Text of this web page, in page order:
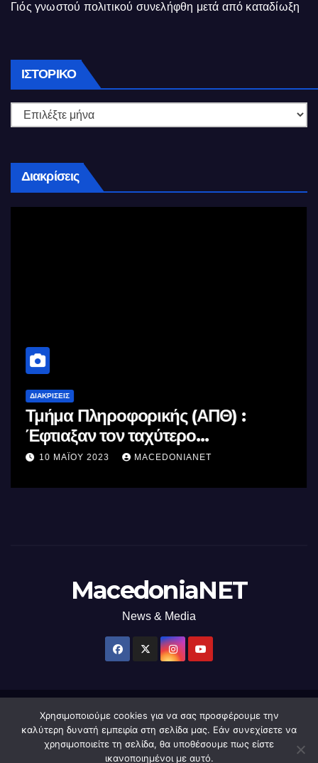
Γιός γνωστού πολιτικού συνελήφθη μετά από καταδίωξη
ΙΣΤΟΡΙΚΌ Ιστορικό
Διακρίσεις
ΔΙΑΚΡΊΣΕΙΣ
Τμήμα Πληροφορικής (ΑΠΘ) :
Έφτιαξαν τον ταχύτερο
επεξεργαστή AI στον κόσμο με τη
10 ΜΑΪ́ΟΥ 2023 MACEDONIANET
MacedoniaNET
News & Media
Δημιουργήθηκε από το digital2000 με την Υποστήριξη του WordPress
Θέμα: Newsup απόThemeansar.
Χρησιμοποιούμε cookies για να σας προσφέρουμε την
καλύτερη δυνατή εμπειρία στη σελίδα μας. Εάν συνεχίσετε να
χρησιμοποιείτε τη σελίδα, θα υποθέσουμε πως είστε
ικανοποιημένοι με αυτό.